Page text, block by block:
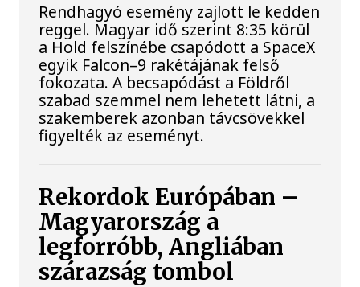
Rendhagyó esemény zajlott le kedden
reggel. Magyar idő szerint 8:35 körül
a Hold felszínébe csapódott a SpaceX
egyik Falcon–9 rakétájának felső
fokozata. A becsapódást a Földről
szabad szemmel nem lehetett látni, a
szakemberek azonban távcsövekkel
figyelték az eseményt.
Rekordok Európában –
Magyarország a
legforróbb, Angliában
szárazság tombol